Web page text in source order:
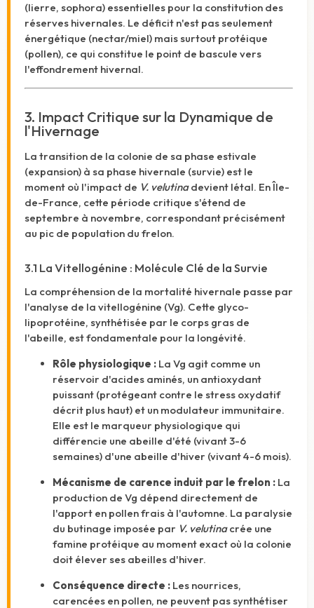
(lierre, sophora) essentielles pour la constitution des
réserves hivernales. Le déficit n'est pas seulement
énergétique (nectar/miel) mais surtout protéique
(pollen), ce qui constitue le point de bascule vers
l'effondrement hivernal.
3. Impact Critique sur la Dynamique de
l'Hivernage
La transition de la colonie de sa phase estivale
(expansion) à sa phase hivernale (survie) est le
moment où l'impact de V. velutinadevient létal. En Île-
de-France, cette période critique s'étend de
septembre à novembre, correspondant précisément
au pic de population du frelon.
3.1 La Vitellogénine : Molécule Clé de la Survie
La compréhension de la mortalité hivernale passe par
l'analyse de la vitellogénine (Vg). Cette glyco-
lipoprotéine, synthétisée par le corps gras de
l'abeille, est fondamentale pour la longévité.
Rôle physiologique : La Vg agit comme un
réservoir d'acides aminés, un antioxydant
puissant (protégeant contre le stress oxydatif
décrit plus haut) et un modulateur immunitaire.
Elle est le marqueur physiologique qui
différencie une abeille d'été (vivant 3-6
semaines) d'une abeille d'hiver (vivant 4-6 mois).
Mécanisme de carence induit par le frelon : La
production de Vg dépend directement de
l'apport en pollen frais à l'automne. La paralysie
du butinage imposée par V. velutinacrée une
famine protéique au moment exact où la colonie
doit élever ses abeilles d'hiver.
Conséquence directe : Les nourrices,
carencées en pollen, ne peuvent pas synthétiser